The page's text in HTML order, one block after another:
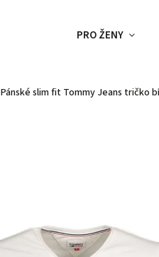
PRO ŽENY
Pánské slim fit Tommy Jeans tričko